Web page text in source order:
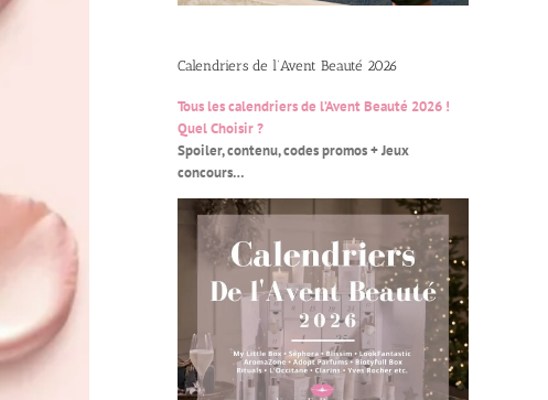
Calendriers de l’Avent Beauté 2026
Tous les calendriers de l’Avent Beauté 2026 !
Quel Choisir ?
Spoiler, contenu, codes promos + Jeux
concours…